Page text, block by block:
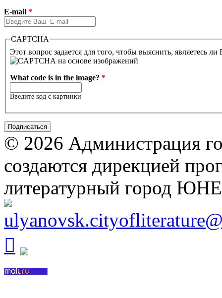
E-mail *
CAPTCHA
Этот вопрос задается для того, чтобы выяснить, являетесь
What code is in the image? *
Введите код с картинки
© 2026 Администрация
создаются дирекцией
литературный город
